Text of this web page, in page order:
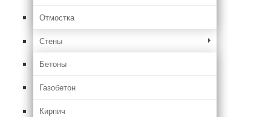
Отмостка
Стены
Бетоны
Газобетон
Кирпич